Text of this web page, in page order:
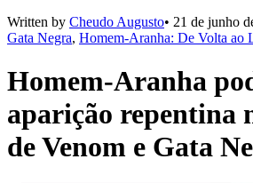
Written by Cheudo Augusto• 21 de junho
Gata Negra, Homem-Aranha: De Volta ao
Homem-Aranha
aparição repentina
de Venom e Gata